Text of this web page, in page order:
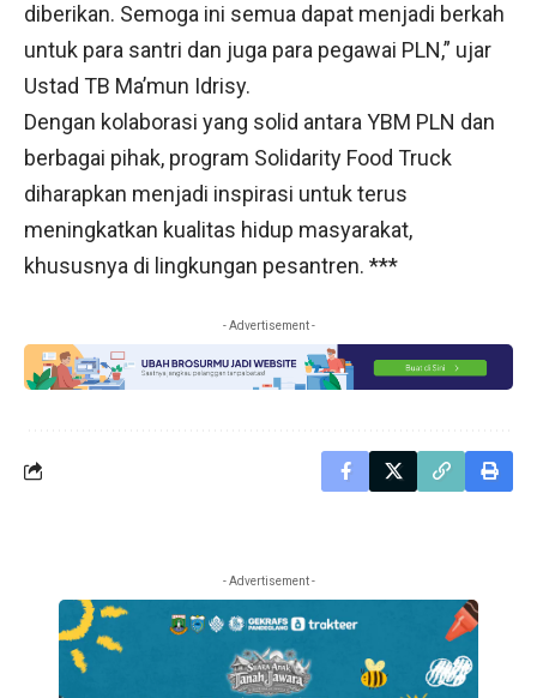
diberikan. Semoga ini semua dapat menjadi berkah
untuk para santri dan juga para pegawai PLN,” ujar
Ustad TB Ma’mun Idrisy.
Dengan kolaborasi yang solid antara YBM PLN dan
berbagai pihak, program Solidarity Food Truck
diharapkan menjadi inspirasi untuk terus
meningkatkan kualitas hidup masyarakat,
khususnya di lingkungan pesantren. ***
- Advertisement -
- Advertisement -